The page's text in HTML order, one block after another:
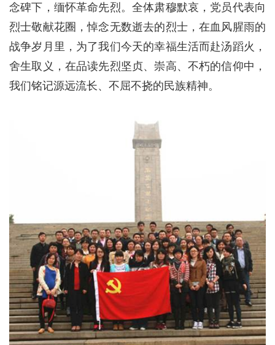
念碑下，缅怀革命先烈。全体肃穆默哀，党员代表向
烈士敬献花圈，悼念无数逝去的烈士，在血风腥雨的
战争岁月里，为了我们今天的幸福生活而赴汤蹈火，
舍生取义，在品读先烈坚贞、崇高、不朽的信仰中，
我们铭记源远流长、不屈不挠的民族精神。